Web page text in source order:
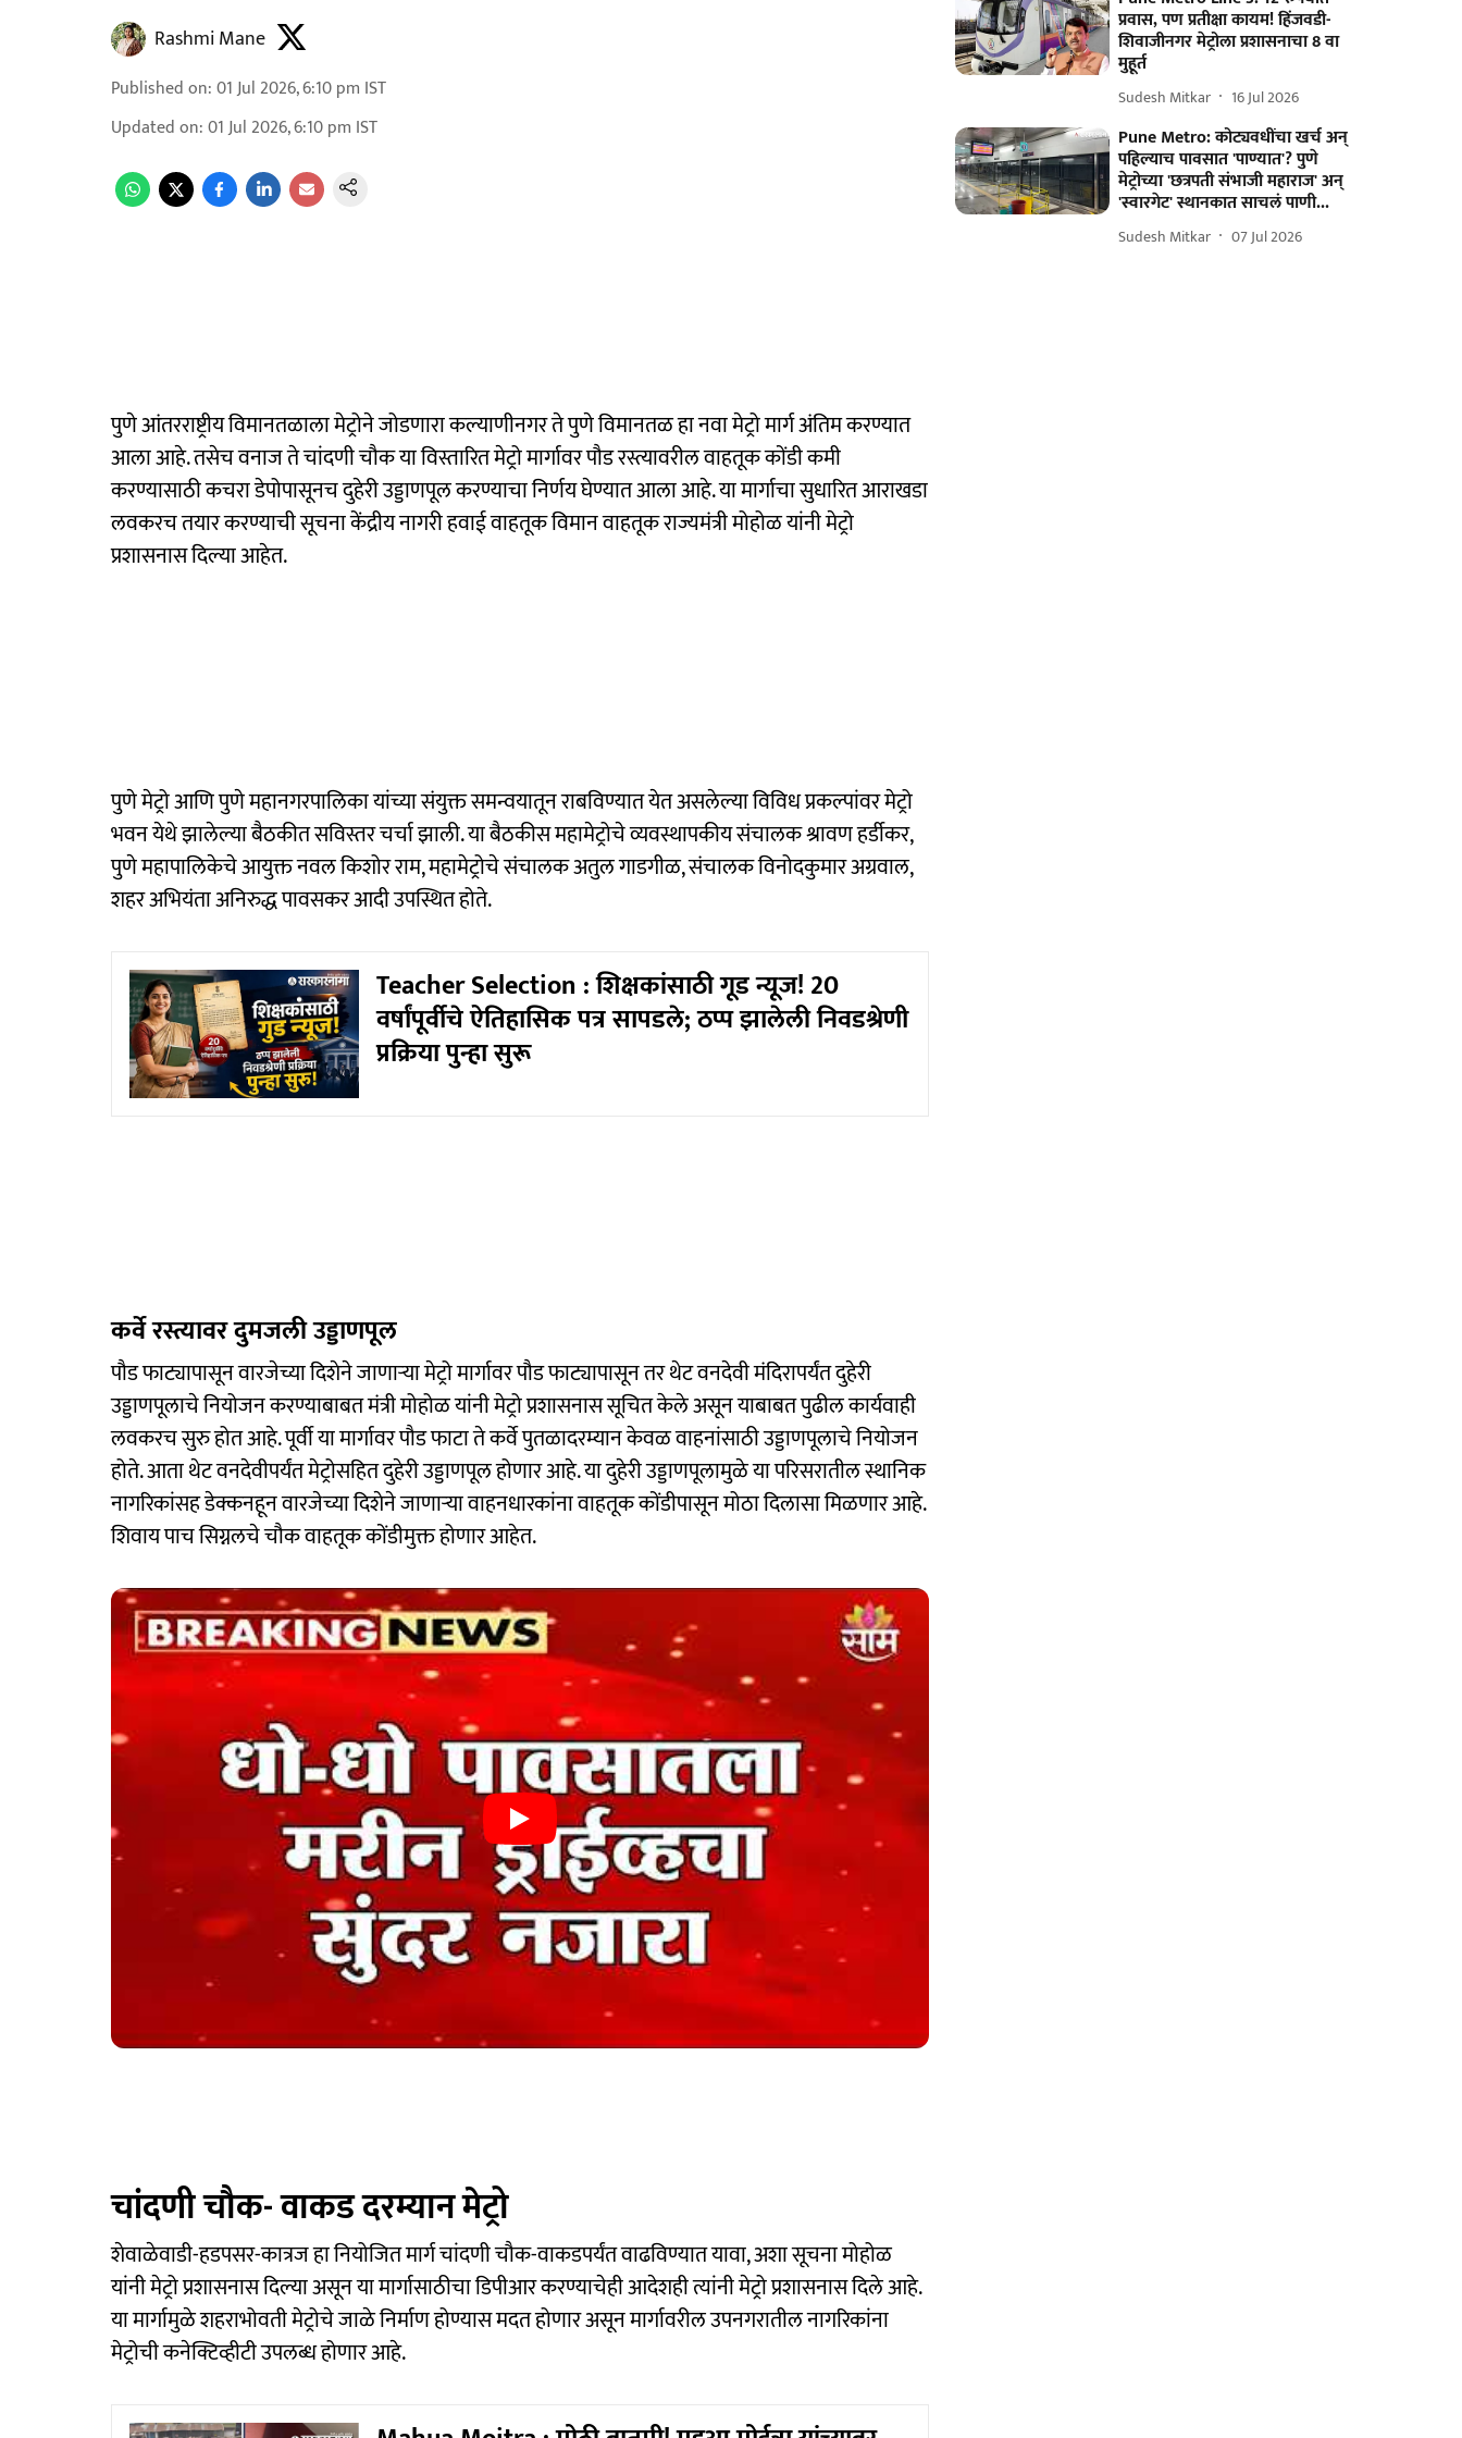
Rashmi Mane
Published on:01 Jul 2026, 6:10 pm IST
Updated on:01 Jul 2026, 6:10 pm IST
पुणे आंतरराष्ट्रीय विमानतळाला मेट्रोने जोडणारा कल्याणीनगर ते पुणे विमानतळ हा नवा मेट्रो मार्ग अंतिम करण्यात
आला आहे. तसेच वनाज ते चांदणी चौक या विस्तारित मेट्रो मार्गावर पौड रस्त्यावरील वाहतूक कोंडी कमी
करण्यासाठी कचरा डेपोपासूनच दुहेरी उड्डाणपूल करण्याचा निर्णय घेण्यात आला आहे. या मार्गाचा सुधारित आराखडा
लवकरच तयार करण्याची सूचना केंद्रीय नागरी हवाई वाहतूक विमान वाहतूक राज्यमंत्री मोहोळ यांनी मेट्रो
प्रशासनास दिल्या आहेत.
पुणे मेट्रो आणि पुणे महानगरपालिका यांच्या संयुक्त समन्वयातून राबविण्यात येत असलेल्या विविध प्रकल्पांवर मेट्रो
भवन येथे झालेल्या बैठकीत सविस्तर चर्चा झाली. या बैठकीस महामेट्रोचे व्यवस्थापकीय संचालक श्रावण हर्डीकर,
पुणे महापालिकेचे आयुक्त नवल किशोर राम, महामेट्रोचे संचालक अतुल गाडगीळ, संचालक विनोदकुमार अग्रवाल,
शहर अभियंता अनिरुद्ध पावसकर आदी उपस्थित होते.
Teacher Selection : शिक्षकांसाठी गूड न्यूज! 20
वर्षांपूर्वीचे ऐतिहासिक पत्र सापडले; ठप्प झालेली निवडश्रेणी
प्रक्रिया पुन्हा सुरू
कर्वे रस्त्यावर दुमजली उड्डाणपूल
पौड फाट्यापासून वारजेच्या दिशेने जाणाऱ्या मेट्रो मार्गावर पौड फाट्यापासून तर थेट वनदेवी मंदिरापर्यंत दुहेरी
उड्डाणपूलाचे नियोजन करण्याबाबत मंत्री मोहोळ यांनी मेट्रो प्रशासनास सूचित केले असून याबाबत पुढील कार्यवाही
लवकरच सुरु होत आहे. पूर्वी या मार्गावर पौड फाटा ते कर्वे पुतळादरम्यान केवळ वाहनांसाठी उड्डाणपूलाचे नियोजन
होते. आता थेट वनदेवीपर्यंत मेट्रोसहित दुहेरी उड्डाणपूल होणार आहे. या दुहेरी उड्डाणपूलामुळे या परिसरातील स्थानिक
नागरिकांसह डेक्कनहून वारजेच्या दिशेने जाणाऱ्या वाहनधारकांना वाहतूक कोंडीपासून मोठा दिलासा मिळणार आहे.
शिवाय पाच सिग्नलचे चौक वाहतूक कोंडीमुक्त होणार आहेत.
चांदणी चौक- वाकड दरम्यान मेट्रो
शेवाळेवाडी-हडपसर-कात्रज हा नियोजित मार्ग चांदणी चौक-वाकडपर्यंत वाढविण्यात यावा, अशा सूचना मोहोळ
यांनी मेट्रो प्रशासनास दिल्या असून या मार्गासाठीचा डिपीआर करण्याचेही आदेशही त्यांनी मेट्रो प्रशासनास दिले आहे.
या मार्गामुळे शहराभोवती मेट्रोचे जाळे निर्माण होण्यास मदत होणार असून मार्गावरील उपनगरातील नागरिकांना
मेट्रोची कनेक्टिव्हीटी उपलब्ध होणार आहे.
प्रवास, पण प्रतीक्षा कायम! हिंजवडी-
शिवाजीनगर मेट्रोला प्रशासनाचा 8 वा
मुहूर्त
Sudesh Mitkar 16 Jul 2026
Pune Metro: कोट्यवधींचा खर्च अन्
पहिल्याच पावसात 'पाण्यात'? पुणे
मेट्रोच्या 'छत्रपती संभाजी महाराज' अन्
'स्वारगेट' स्थानकात साचलं पाणी...
Sudesh Mitkar 07 Jul 2026